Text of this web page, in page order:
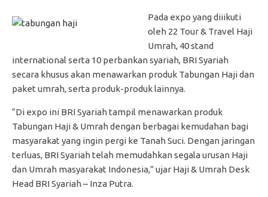
Pada expo yang diiikuti
oleh 22 Tour & Travel Haji
Umrah, 40 stand
international serta 10 perbankan syariah, BRI Syariah
secara khusus akan menawarkan produk Tabungan Haji dan
paket umrah, serta produk-produk lainnya.
“Di expo ini BRI Syariah tampil menawarkan produk
Tabungan Haji & Umrah dengan berbagai kemudahan bagi
masyarakat yang ingin pergi ke Tanah Suci. Dengan jaringan
terluas, BRI Syariah telah memudahkan segala urusan Haji
dan Umrah masyarakat Indonesia,” ujar Haji & Umrah Desk
Head BRI Syariah – Inza Putra.